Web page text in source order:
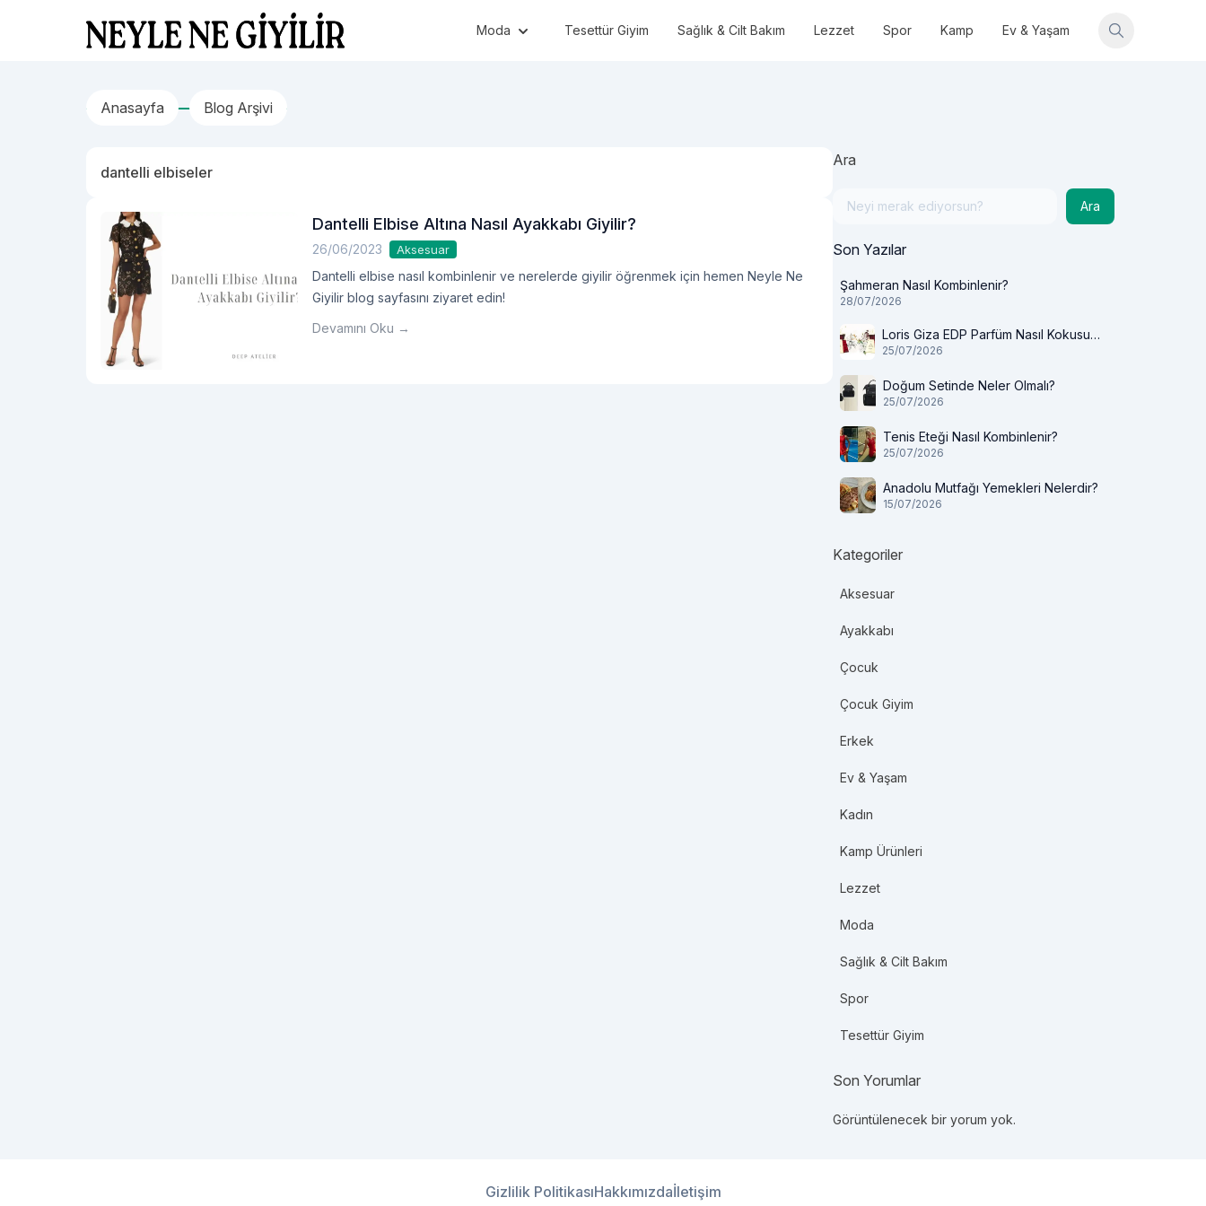
Neyle Ne Giyilir Moda Tesettür Giyim Sağlık & Cilt Bakım Lezzet Spor Kamp Ev & Yaşam
Anasayfa Blog Arşivi
dantelli elbiseler
Dantelli Elbise Altına Nasıl Ayakkabı Giyilir?
26/06/2023 Aksesuar
Dantelli elbise nasıl kombinlenir ve nerelerde giyilir öğrenmek için hemen Neyle Ne
Giyilir blog sayfasını ziyaret edin!
Devamını Oku →
Ara
Ara
Son Yazılar
Şahmeran Nasıl Kombinlenir?
28/07/2026
Loris Giza EDP Parfüm Nasıl Kokusu
Var?
25/07/2026
Doğum Setinde Neler Olmalı?
25/07/2026
Tenis Eteği Nasıl Kombinlenir?
25/07/2026
Anadolu Mutfağı Yemekleri Nelerdir?
15/07/2026
Kategoriler
Aksesuar
Ayakkabı
Çocuk
Çocuk Giyim
Erkek
Ev & Yaşam
Kadın
Kamp Ürünleri
Lezzet
Moda
Sağlık & Cilt Bakım
Spor
Tesettür Giyim
Son Yorumlar
Görüntülenecek bir yorum yok.
Gizlilik PolitikasıHakkımızdaİletişim